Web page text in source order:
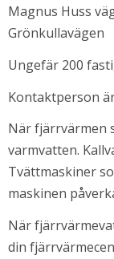
Magnus Huss
Grönkullavägen
Ungefär 200
Kontaktperson
När fjärrvärmen
varmvatten.
Tvättmaskiner
maskinen
När
din